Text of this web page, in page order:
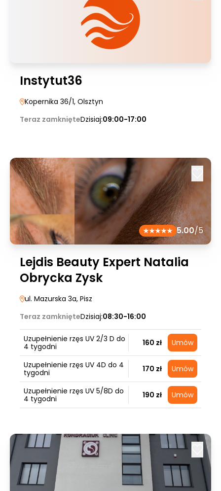
Instytut36
Kopernika 36/1, Olsztyn
Teraz zamknięteDzisiaj:09:00-17:00
5.00/5
Lejdis Beauty Expert Natalia
Obrycka Zysk
ul. Mazurska 3a, Pisz
Teraz zamknięteDzisiaj:08:30-16:00
Uzupełnienie rzęs UV 2/3 D do
4 tygodni
160 zł Umów
Uzupełnienie rzęs UV 4D do 4
tygodni
170 zł Umów
Uzupełnienie rzęs UV 5/8D do
4 tygodni
190 zł Umów